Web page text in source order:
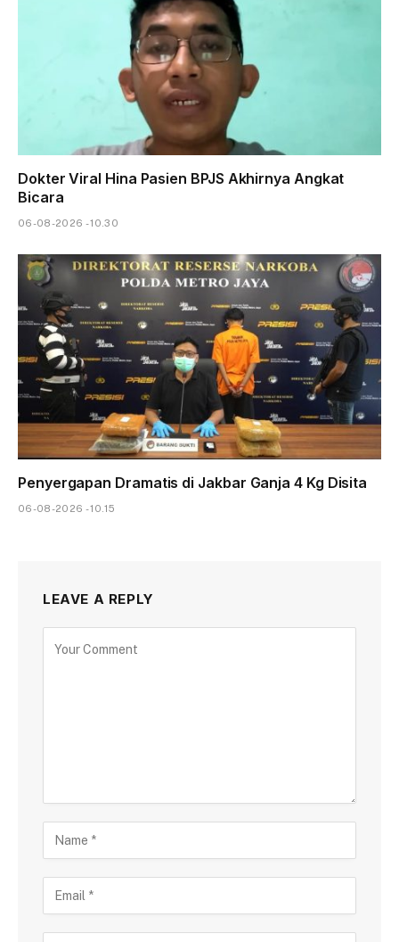
Dokter Viral Hina Pasien BPJS Akhirnya Angkat
Bicara
06-08-2026 - 10.30
Penyergapan Dramatis di Jakbar Ganja 4 Kg Disita
06-08-2026 - 10.15
LEAVE A REPLY